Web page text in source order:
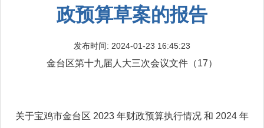
政预算草案的报告
发布时间: 2024-01-23 16:45:23
金台区第十九届人大三次会议文件（17）
关于宝鸡市金台区 2023 年财政预算执行情况 和 2024 年